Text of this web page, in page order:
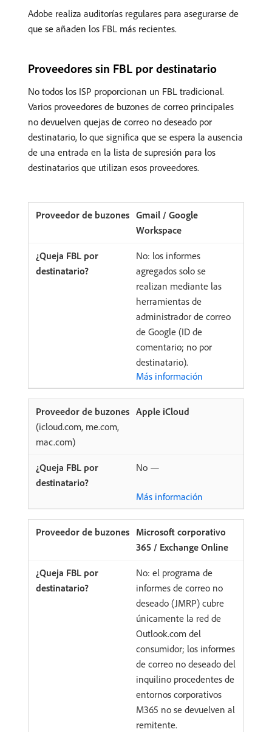
Adobe realiza auditorías regulares para asegurarse de
que se añaden los FBL más recientes.
Proveedores sin FBL por destinatario
No todos los ISP proporcionan un FBL tradicional.
Varios proveedores de buzones de correo principales
no devuelven quejas de correo no deseado por
destinatario, lo que significa que se espera la ausencia
de una entrada en la lista de supresión para los
destinatarios que utilizan esos proveedores.
Gmail / Google
Workspace
No: los informes
agregados solo se
realizan mediante las
herramientas de
administrador de correo
de Google (ID de
comentario; no por
destinatario).
Más información
Apple iCloud
(icloud.com, me.com,
mac.com)
No —
Más información
Microsoft corporativo
365 / Exchange Online
No: el programa de
informes de correo no
deseado (JMRP) cubre
únicamente la red de
Outlook.com del
consumidor; los informes
de correo no deseado del
inquilino procedentes de
entornos corporativos
M365 no se devuelven al
remitente.